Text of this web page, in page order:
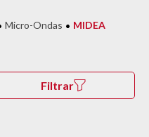
Micro-Ondas MIDEA
Filtrar